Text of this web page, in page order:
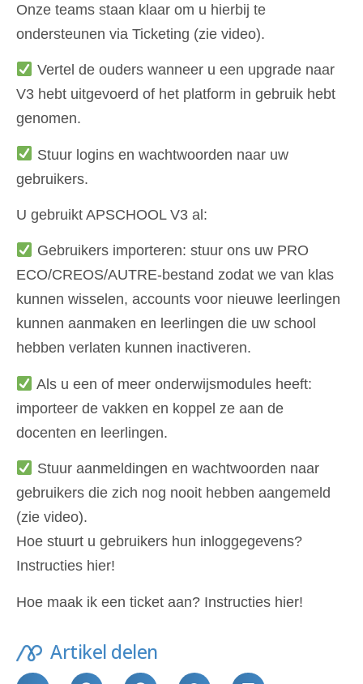
Onze teams staan klaar om u hierbij te
ondersteunen via Ticketing (zie video).
Vertel de ouders wanneer u een upgrade naar
V3 hebt uitgevoerd of het platform in gebruik hebt
genomen.
Stuur logins en wachtwoorden naar uw
gebruikers.
U gebruikt APSCHOOL V3 al:
Gebruikers importeren: stuur ons uw PRO
ECO/CREOS/AUTRE-bestand zodat we van klas
kunnen wisselen, accounts voor nieuwe leerlingen
kunnen aanmaken en leerlingen die uw school
hebben verlaten kunnen inactiveren.
Als u een of meer onderwijsmodules heeft:
importeer de vakken en koppel ze aan de
docenten en leerlingen.
Stuur aanmeldingen en wachtwoorden naar
gebruikers die zich nog nooit hebben aangemeld
(zie video).
Hoe stuurt u gebruikers hun inloggegevens?
Instructies hier!
Hoe maak ik een ticket aan? Instructies hier!
Artikel delen